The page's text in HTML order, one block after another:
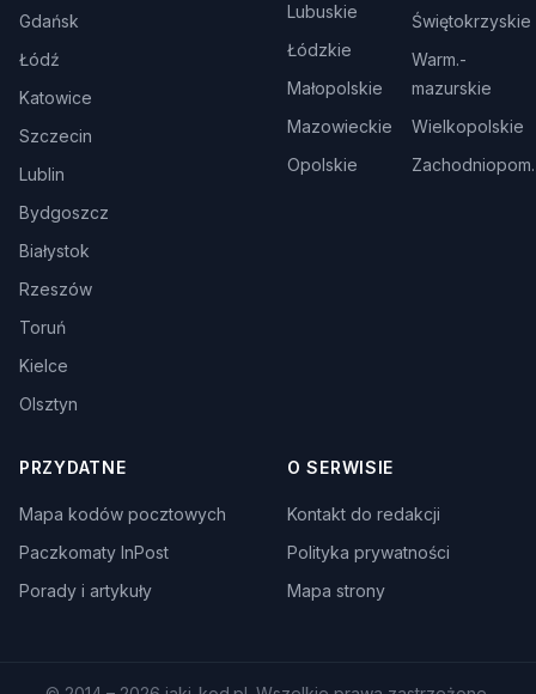
Gdańsk
Łódź
Katowice
Szczecin
Lublin
Bydgoszcz
Białystok
Rzeszów
Toruń
Kielce
Olsztyn
Lubuskie
Łódzkie
Małopolskie
Mazowieckie
Opolskie
Świętokrzyskie
Warm.-
mazurskie
Wielkopolskie
Zachodniopom.
PRZYDATNE
Mapa kodów pocztowych
Paczkomaty InPost
Porady i artykuły
O SERWISIE
Kontakt do redakcji
Polityka prywatności
Mapa strony